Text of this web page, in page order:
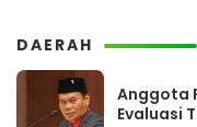
DAERAH
Anggota
Evaluasi